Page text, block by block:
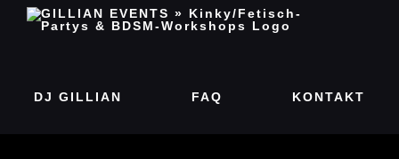
DJ GILLIAN FAQ KONTAKT